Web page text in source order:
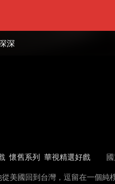
深
懷舊系列 華視精選好戲
美國回到台灣，逗留在一個